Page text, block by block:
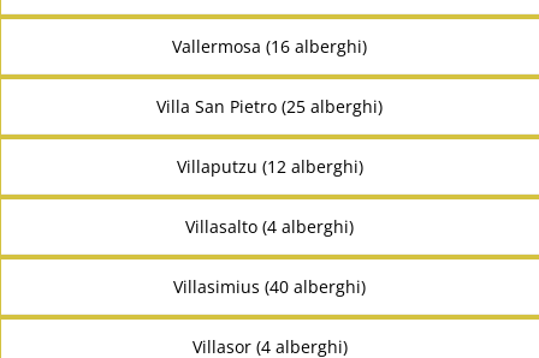
Vallermosa (16 alberghi)
Villa San Pietro (25 alberghi)
Villaputzu (12 alberghi)
Villasalto (4 alberghi)
Villasimius (40 alberghi)
Villasor (4 alberghi)